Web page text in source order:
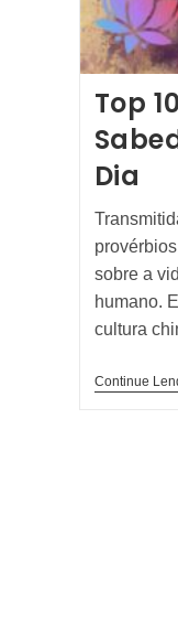
Top
Dia
sobre a
humano.
cultura
Continue